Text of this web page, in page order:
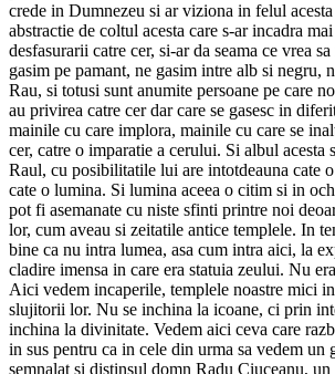
crede in Dumnezeu si ar viziona in felul
abstractie de coltul acesta care s-ar incadra
desfasurarii catre cer, si-ar da seama ce vrea
gasim pe pamant, ne gasim intre alb si negru,
Rau, si totusi sunt anumite persoane pe care
au privirea catre cer dar care se gasesc in
mainile cu care implora, mainile cu care se
cer, catre o imparatie a cerului. Si albul acesta
Raul, cu posibilitatile lui are intotdeauna cate
cate o lumina. Si lumina aceea o citim si in
pot fi asemanate cu niste sfinti printre noi
lor, cum aveau si zeitatile antice templele. In
bine ca nu intra lumea, asa cum intra aici, la
cladire imensa in care era statuia zeului. Nu
Aici vedem incaperile, templele noastre mici
slujitorii lor. Nu se inchina la icoane, ci prin
inchina la divinitate. Vedem aici ceva care
in sus pentru ca in cele din urma sa vedem un
semnalat si distinsul domn Radu Ciuceanu, un